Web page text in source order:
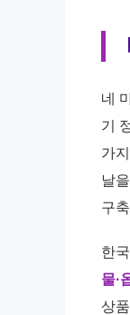
네
기
가
날
구
한
물·
상